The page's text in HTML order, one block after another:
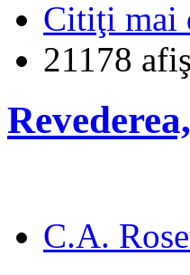
Citiţi mai
21178
C.A.